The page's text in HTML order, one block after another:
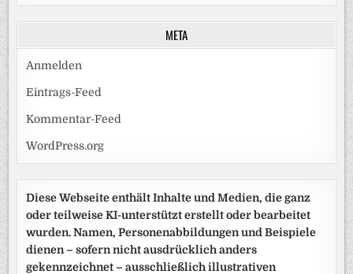
META
Anmelden
Eintrags-Feed
Kommentar-Feed
WordPress.org
Diese Webseite enthält Inhalte und Medien, die ganz
oder teilweise KI-unterstützt erstellt oder bearbeitet
wurden. Namen, Personenabbildungen und Beispiele
dienen – sofern nicht ausdrücklich anders
gekennzeichnet – ausschließlich illustrativen